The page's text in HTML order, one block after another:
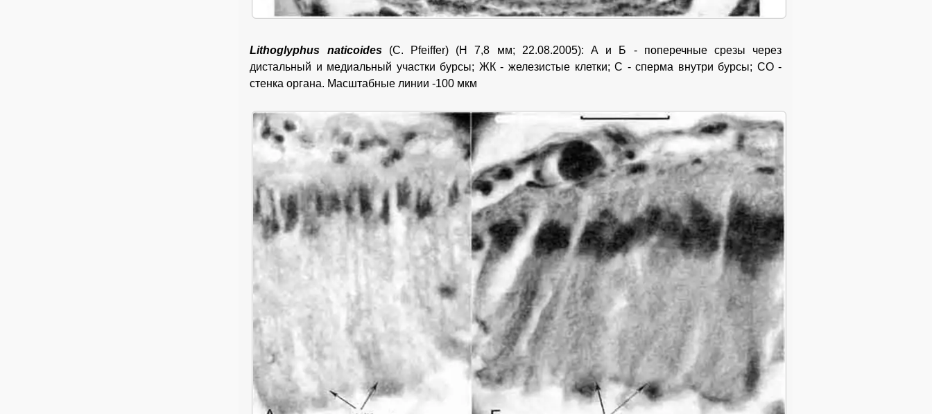
Lithoglyphus naticoides(С. Pfeiffer) (H 7,8 мм; 22.08.2005): А и Б - поперечные срезы через
дистальный и медиальный участки бурсы; ЖК - железистые клетки; С - сперма внутри бурсы; СО -
стенка органа. Масштабные линии -100 мкм